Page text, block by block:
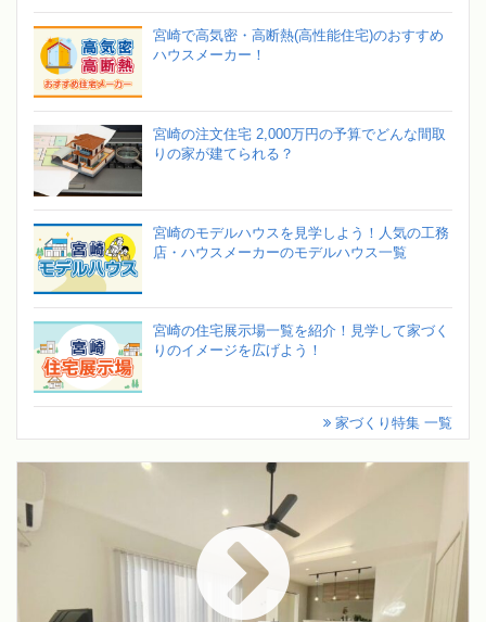
宮崎で高気密・高断熱(高性能住宅)のおすすめ
ハウスメーカー！
宮崎の注文住宅 2,000万円の予算でどんな間取
りの家が建てられる？
宮崎のモデルハウスを見学しよう！人気の工務
店・ハウスメーカーのモデルハウス一覧
宮崎の住宅展示場一覧を紹介！見学して家づく
りのイメージを広げよう！
家づくり特集 一覧